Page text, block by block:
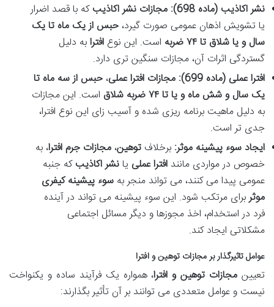
نشر اکاذیب (ماده 698):
مجازات نشر اکاذیبکه با قصد اضرار
یا تشویش اذهان عمومی صورت گیرد، حبس از یک ماه تا یک
سال و یا شلاق تا ۷۴ ضربه
است. این نوع افترابه دلیل
گستردگی اثرات آن، مجازات سنگین تری دارد.
افترا عملی (ماده 699):
مجازات افترا عملی، حبس از سه ماه تا
یک سال و شش ماه و یا تا ۷۴ ضربه شلاق
است. این مجازات
به دلیل ماهیت برنامه ریزی شده و آسیب زای این نوع افترا،
جدی تر است.
ایجاد سوء پیشینه موثر: برخلاف توهین، مجازات جرم افترا، به
خصوص در مواردی مانند افترا عملی یانشر اکاذیبکه جنبه
عمومی پیدا می کنند، می تواند منجر به سوء پیشینه کیفری
موثربرای مرتکب شود. این سوء پیشینه می تواند در آینده
فرد در استخدام، اخذ مجوزها و دیگر مسائل اجتماعی
مشکلاتی ایجاد کند.
عوامل تاثیرگذار برمجازات توهین و افترا
تعیین مجازات توهین و افترا، همواره یک فرآیند ساده و یکنواخت
نیست و عوامل متعددی می توانند بر آن تأثیر بگذارند: